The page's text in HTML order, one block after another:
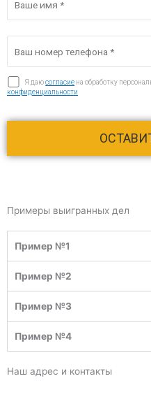
Я даюсогласие на обработку
конфиденциальности
Примеры выигранных дел
Пример №1
Пример №2
Пример №3
Пример №4
Наш адрес и контакты